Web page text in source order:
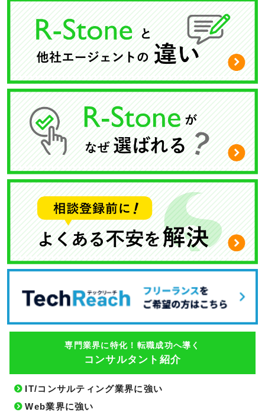
専門業界に特化！転職成功へ導く
コンサルタント紹介
IT/コンサルティング業界に強い
Web業界に強い